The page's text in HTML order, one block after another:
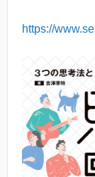
https://